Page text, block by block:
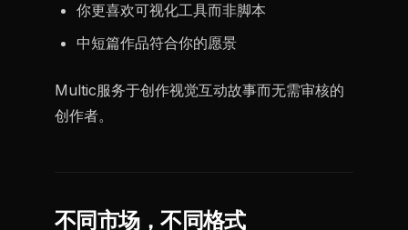
你更喜欢可视化工具而非脚本
中短篇作品符合你的愿景
Multic服务于创作视觉互动故事而无需审核的
创作者。
不同市场，不同格式